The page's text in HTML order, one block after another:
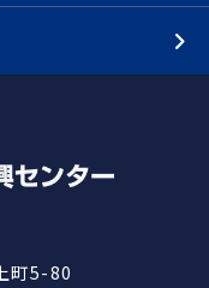
町5-80